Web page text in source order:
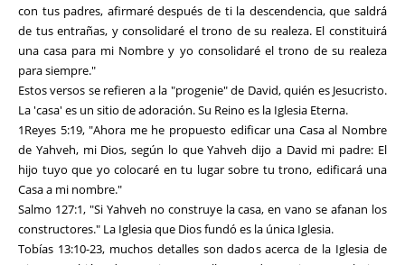
con tus padres, afirmaré después de ti la descendencia, que saldrá
de tus entrañas, y consolidaré el trono de su realeza. El constituirá
una casa para mi Nombre y yo consolidaré el trono de su realeza
para siempre."
Estos versos se refieren a la "progenie" de David, quién es Jesucristo.
La 'casa' es un sitio de adoración. Su Reino es la Iglesia Eterna.
1Reyes 5:19, "Ahora me he propuesto edificar una Casa al Nombre
de Yahveh, mi Dios, según lo que Yahveh dijo a David mi padre: El
hijo tuyo que yo colocaré en tu lugar sobre tu trono, edificará una
Casa a mi nombre."
Salmo 127:1, "Si Yahveh no construye la casa, en vano se afanan los
constructores." La Iglesia que Dios fundó es la única Iglesia.
Tobías 13:10-23, muchos detalles son dados acerca de la Iglesia de